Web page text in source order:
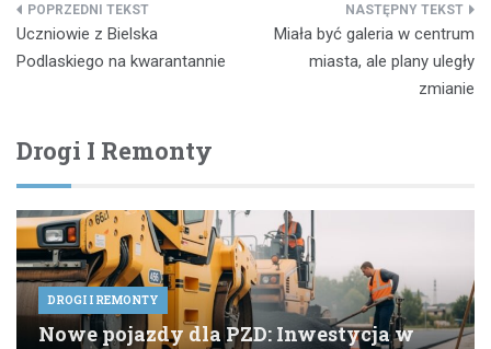
Nawigacja
wpisu
Uczniowie z Bielska
Podlaskiego na kwarantannie
Miała być galeria w centrum
miasta, ale plany uległy
zmianie
Drogi I Remonty
DROGI I REMONTY
Nowe pojazdy dla PZD: Inwestycja w